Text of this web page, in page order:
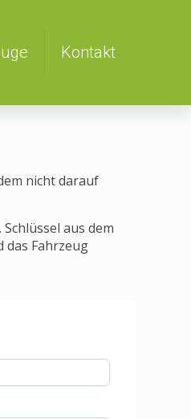
Kontakt
nicht darauf
aus dem
das Fahrzeug